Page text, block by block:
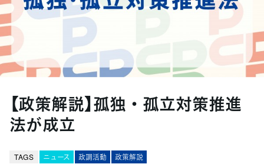
【政策解説】孤独・孤立対策推進
法が成立
TAGS ニュース 政調活動 政策解説